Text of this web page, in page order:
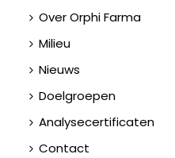
Over Orphi Farma
Milieu
Nieuws
Doelgroepen
Analysecertificaten
Contact